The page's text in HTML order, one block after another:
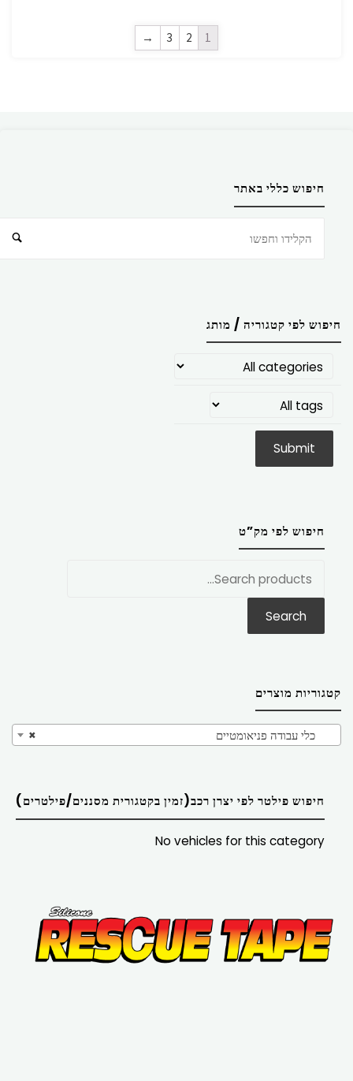
1
2
3
→
חיפוש כללי באתר
חיפוש לפי קטגוריה / מותג
חיפוש לפי מק”ט
Search
קטגוריות מוצרים
× כלי עבודה פניאומטיים
חיפוש פילטר לפי יצרן רכב(זמין בקטגורית מסננים/פילטרים)
No vehicles for this category